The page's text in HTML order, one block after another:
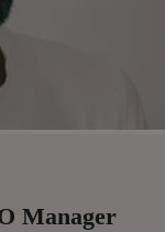
Manager